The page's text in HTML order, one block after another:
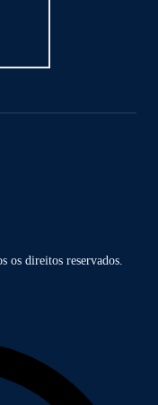
os direitos reservados.